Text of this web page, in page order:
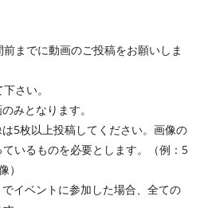
までに動画のご投稿をお願いしま
さい。
みとなります。
5枚以上投稿してください。画像の
いるものを必要とします。（例：5
）
イベントに参加した場合、全ての